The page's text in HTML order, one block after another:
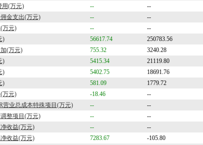
用(万元)
-- --
金支出(万元)
-- --
万元)
-- --
)
56617.74 250783.56
(万元)
755.32 3240.28
)
5415.34 21119.80
)
5402.75 18691.76
)
581.09 1779.72
万元)
-18.46 --
营业总成本特殊项目(万元)
-- --
整项目(万元)
-- --
收益(万元)
-- --
收益(万元)
7283.67 -105.80